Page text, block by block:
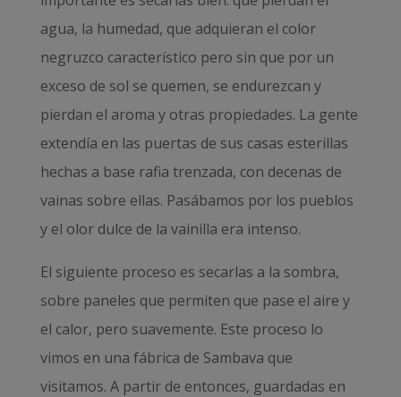
agua, la humedad, que adquieran el color
negruzco característico pero sin que por un
exceso de sol se quemen, se endurezcan y
pierdan el aroma y otras propiedades. La gente
extendía en las puertas de sus casas esterillas
hechas a base rafia trenzada, con decenas de
vainas sobre ellas. Pasábamos por los pueblos
y el olor dulce de la vainilla era intenso.
El siguiente proceso es secarlas a la sombra,
sobre paneles que permiten que pase el aire y
el calor, pero suavemente. Este proceso lo
vimos en una fábrica de Sambava que
visitamos. A partir de entonces, guardadas en